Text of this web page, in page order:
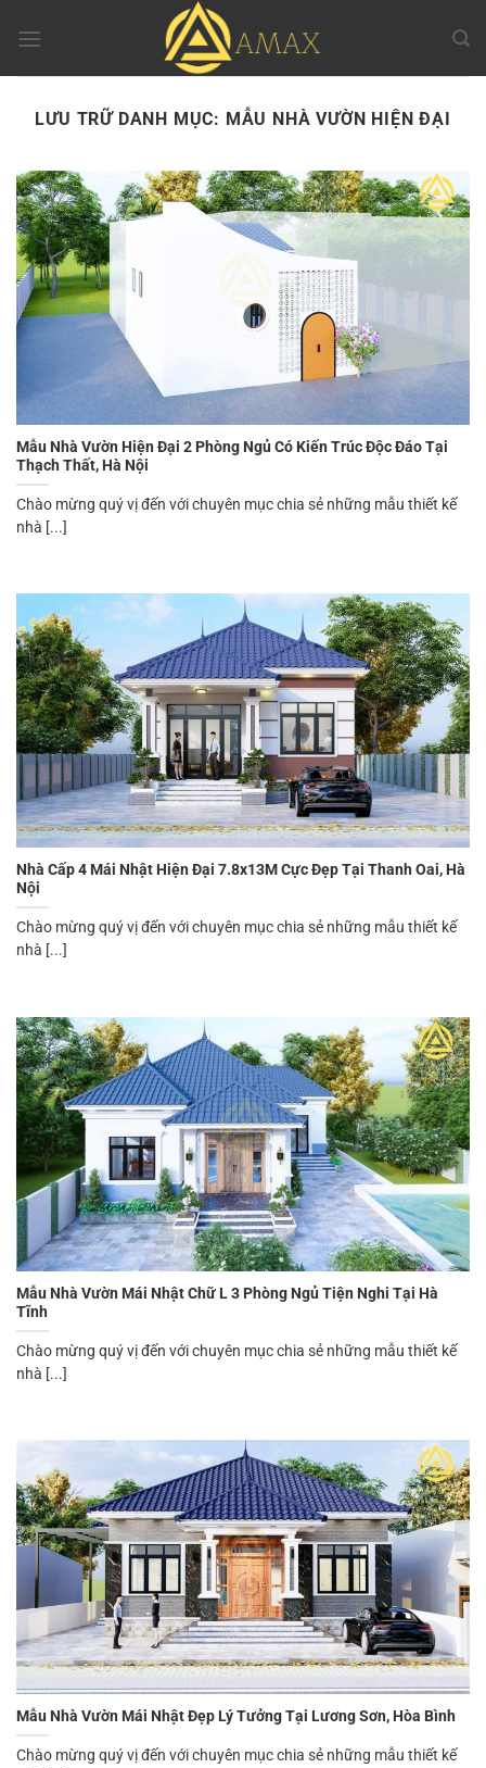
đến
LƯU TRỮ DANH MỤC: MẪU NHÀ VƯỜN HIỆN ĐẠI
Mẫu Nhà Vườn Hiện Đại 2 Phòng Ngủ Có Kiến Trúc Độc Đáo Tại
Thạch Thất, Hà Nội
Chào mừng quý vị đến với chuyên mục chia sẻ những mẫu thiết kế
nhà [...]
Nhà Cấp 4 Mái Nhật Hiện Đại 7.8x13M Cực Đẹp Tại Thanh Oai, Hà
Nội
Chào mừng quý vị đến với chuyên mục chia sẻ những mẫu thiết kế
nhà [...]
Mẫu Nhà Vườn Mái Nhật Chữ L 3 Phòng Ngủ Tiện Nghi Tại Hà
Tĩnh
Chào mừng quý vị đến với chuyên mục chia sẻ những mẫu thiết kế
nhà [...]
Mẫu Nhà Vườn Mái Nhật Đẹp Lý Tưởng Tại Lương Sơn, Hòa Bình
Chào mừng quý vị đến với chuyên mục chia sẻ những mẫu thiết kế